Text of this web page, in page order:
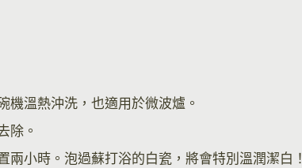
機溫熱沖洗，也適用於微波爐。
除。
小時。泡過蘇打浴的白瓷，將會特別溫潤潔白！